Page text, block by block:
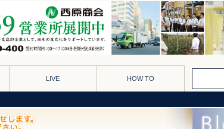
LIVE HOW TO